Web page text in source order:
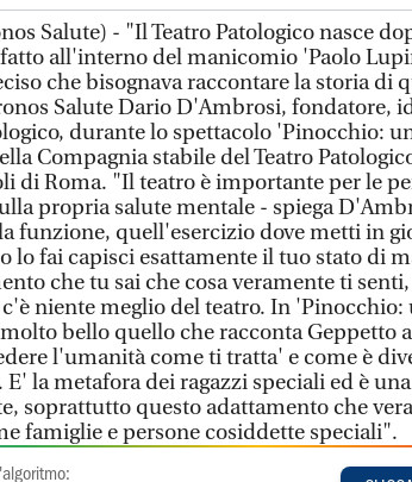
Salute) - "Il Teatro Patologico nasce
all'interno del manicomio 'Paolo
che bisognava raccontare la storia di
Salute Dario D'Ambrosi, fondatore,
durante lo spettacolo 'Pinocchio:
Compagnia stabile del Teatro
di Roma. "Il teatro è importante per le
propria salute mentale - spiega
funzione, quell'esercizio dove metti in
lo fai capisci esattamente il tuo stato di
che tu sai che cosa veramente ti
niente meglio del teatro. In 'Pinocchio:
bello quello che racconta Geppetto
l'umanità come ti tratta' e come è
la metafora dei ragazzi speciali ed è
soprattutto questo adattamento che
famiglie e persone cosiddette speciali".